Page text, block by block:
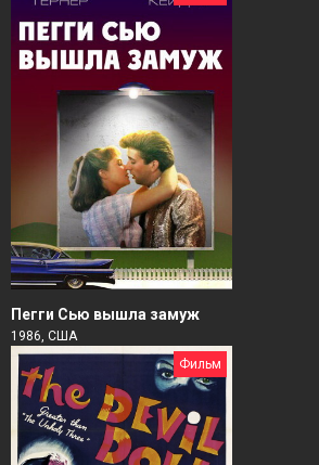
Пегги Сью вышла замуж
1986, США
Фильм